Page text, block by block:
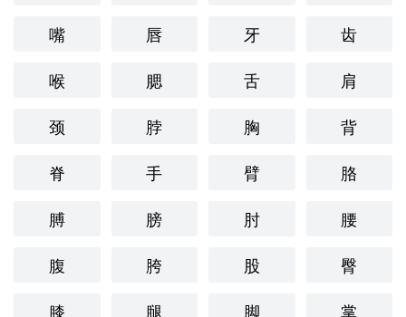
嘴
唇 牙
齿
喉
腮 舌
肩
颈
脖 胸
背
脊
手 臂
胳
膊
膀 肘
腰
腹
胯 股
臀
膝
腿 脚 掌